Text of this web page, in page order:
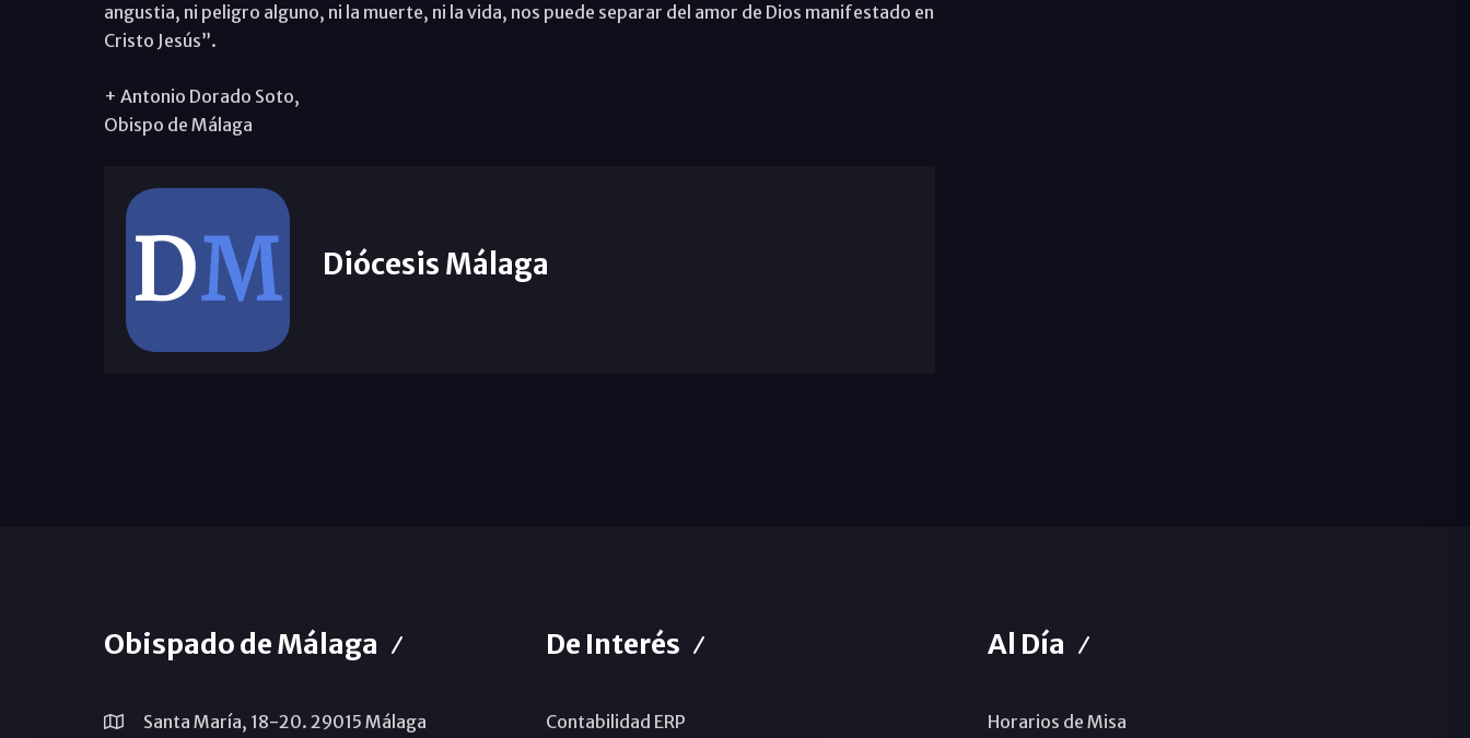
angustia, ni peligro alguno, ni la muerte, ni la vida, nos puede separar del amor de Dios manifestado en
Cristo Jesús”.
+ Antonio Dorado Soto,
Obispo de Málaga
Diócesis Málaga
Obispado de Málaga
Santa María, 18-20. 29015 Málaga
De Interés
Contabilidad ERP
Al Día
Horarios de Misa